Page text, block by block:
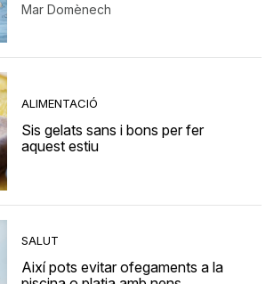
Mar Domènech
ALIMENTACIÓ
Sis gelats sans i bons per fer
aquest estiu
SALUT
Així pots evitar ofegaments a la